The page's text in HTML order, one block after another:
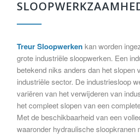
Treur Sloopwerkenkan worden
grote industriële sloopwerken. Een
betekend niks anders dan het slopen
industriële sector. De industriesloop
variëren van het verwijderen van
het compleet slopen van een
Met de beschikbaarheid van een
waaronder hydraulische sloopkranen